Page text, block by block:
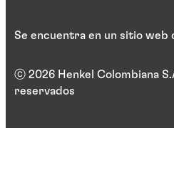
ⓒ 2026 Henkel Colombiana
reservados
Se encuentra en un sitio web